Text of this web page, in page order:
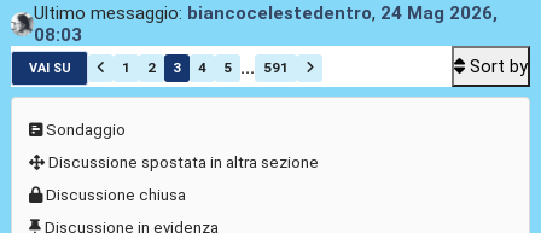
Ultimo messaggio: biancocelestedentro, 24 Mag 2026,
08:03
VAI SU 1 2 3 4 5 ... 591 Sort by
Sondaggio
Discussione spostata in altra sezione
Discussione chiusa
Discussione in evidenza